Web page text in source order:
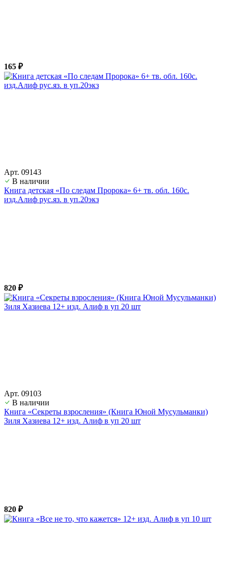
165 ₽
Арт. 09143
В наличии
Книга детская «По следам Пророка» 6+ тв. обл. 160с.
изд.Алиф рус.яз. в уп.20экз
820 ₽
Арт. 09103
В наличии
Книга «Секреты взросления» (Книга Юной Мусульманки)
Зиля Хазиева 12+ изд. Алиф в уп 20 шт
820 ₽